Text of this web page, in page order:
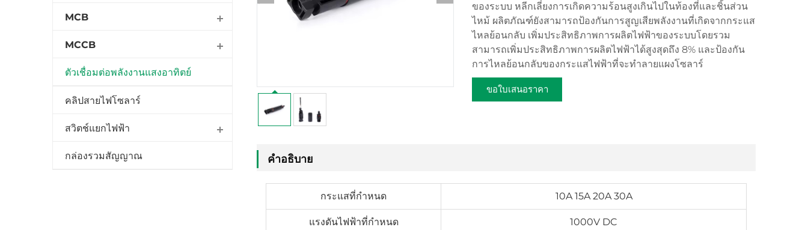
MCB
MCCB
ตัวเชื่อมต่อพลังงานแสงอาทิตย์
คลิปสายไฟโซลาร์
สวิตช์แยกไฟฟ้า
กล่องรวมสัญญาณ
ของระบบ หลีกเลี่ยงการเกิดความร้อนสูงเกินไปในท้องที่และชิ้นส่วน
ไหม้ ผลิตภัณฑ์ยังสามารถป้องกันการสูญเสียพลังงานที่เกิดจากกระแส
ไหลย้อนกลับ เพิ่มประสิทธิภาพการผลิตไฟฟ้าของระบบโดยรวม
สามารถเพิ่มประสิทธิภาพการผลิตไฟฟ้าได้สูงสุดถึง 8% และป้องกัน
การไหลย้อนกลับของกระแสไฟฟ้าที่จะทำลายแผงโซลาร์
ขอใบเสนอราคา
คำอธิบาย
กระแสที่กำหนด 10A 15A 20A 30A
แรงดันไฟฟ้าที่กำหนด 1000V DC